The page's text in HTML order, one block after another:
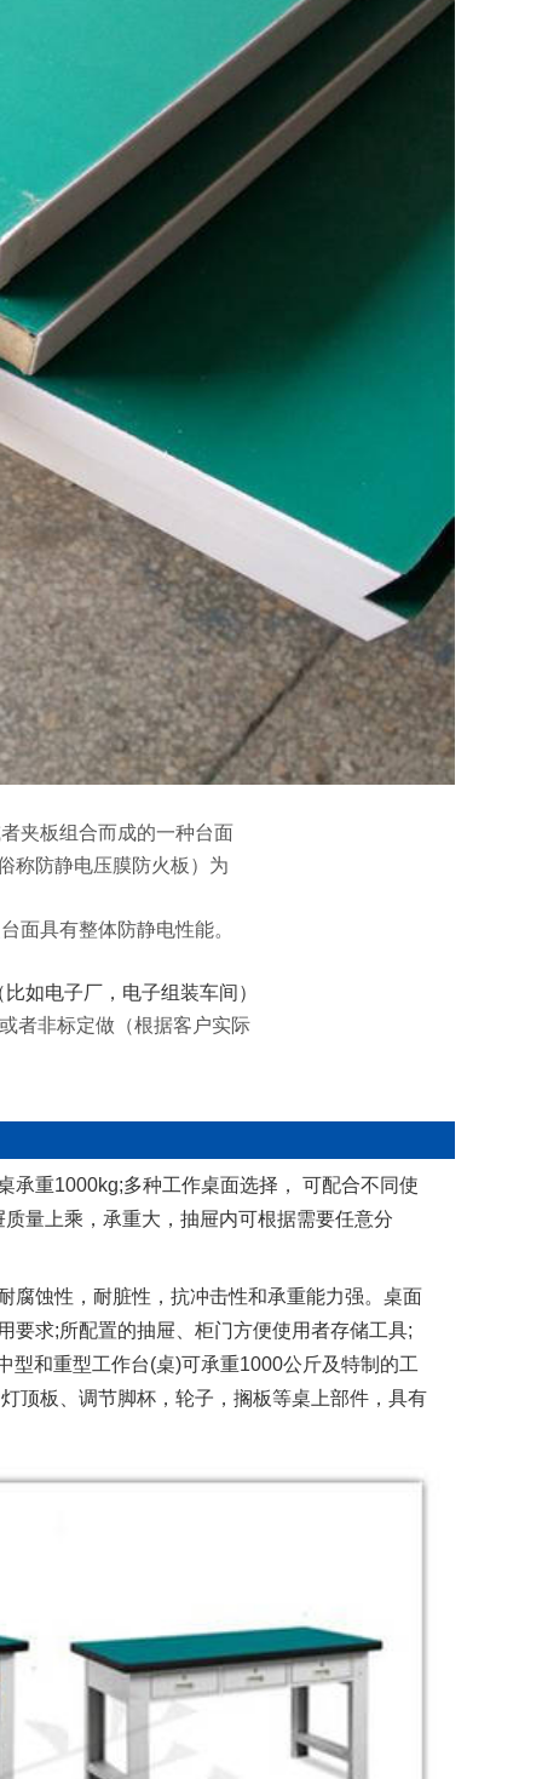
夹板组合而成的一种台面
称防静电压膜防火板）为
整体防静电性能。
如电子厂，电子组装车间）
定做（根据客户实际
承重1000kg;多种工作桌面选择， 可配合不同使
量上乘，承重大，抽屉内可根据需要任意分
腐蚀性，耐脏性，抗冲击性和承重能力强。桌面
要求;所配置的抽屉、柜门方便使用者存储工具;
型和重型工作台(桌)可承重1000公斤及特制的工
顶板、调节脚杯，轮子，搁板等桌上部件，具有